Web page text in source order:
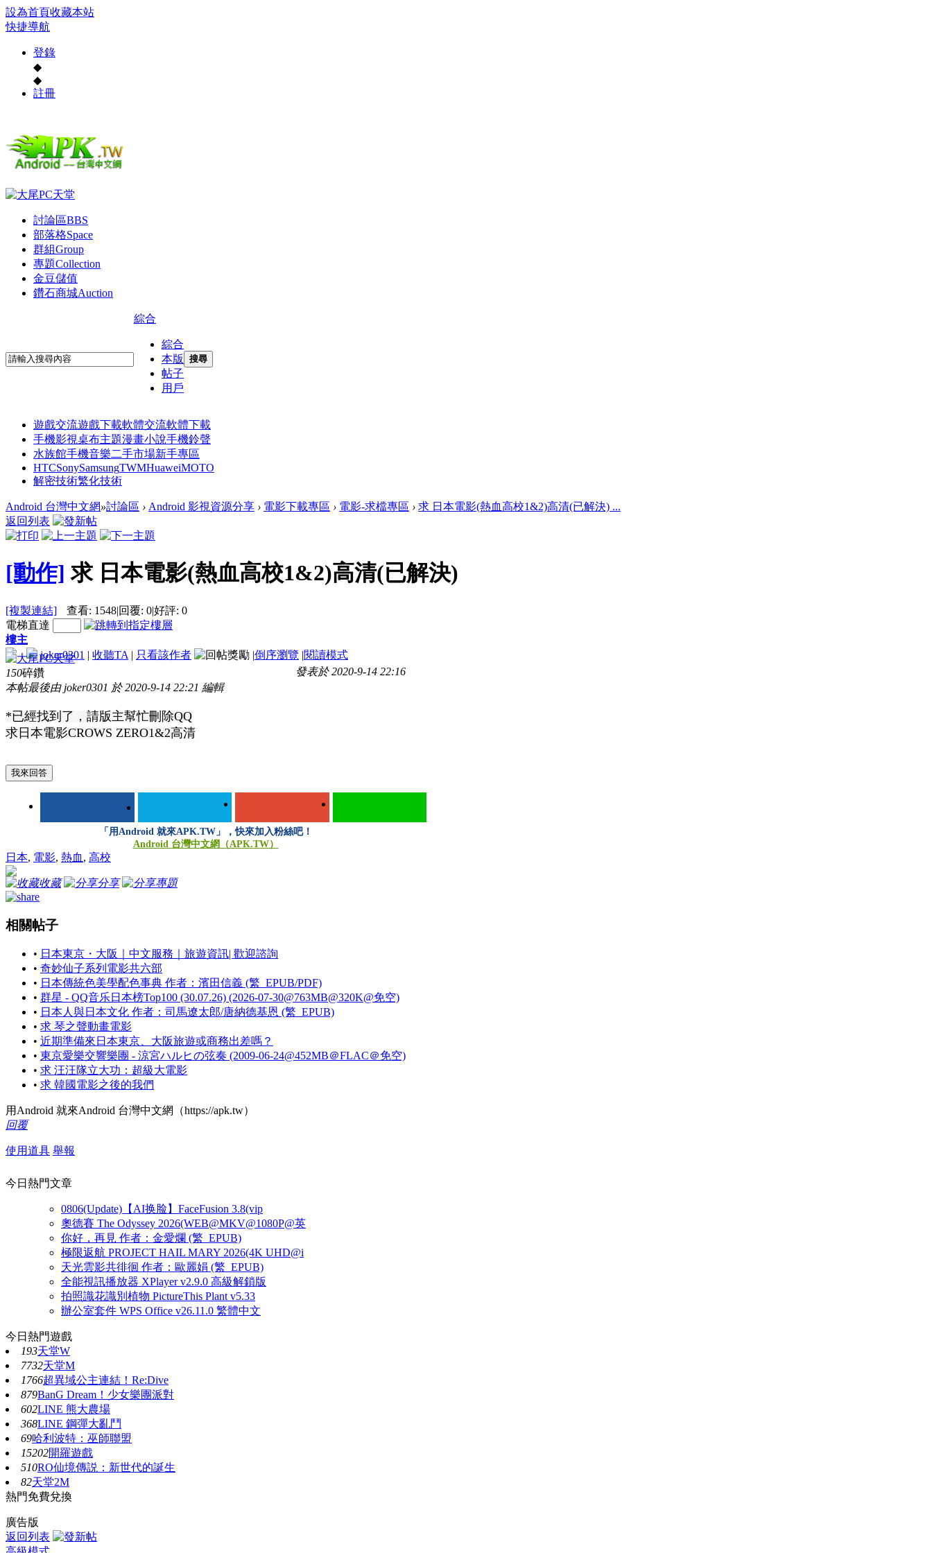
設為首頁收藏本站
快捷導航
登錄
◆
◆
註冊
討論區BBS
部落格Space
群組Group
專題Collection
金豆儲值
鑽石商城Auction
綜合
綜合
本版
帖子
用戶
搜尋
遊戲交流遊戲下載軟體交流軟體下載
手機影視桌布主題漫畫小說手機鈴聲
水族館手機音樂二手市場新手專區
HTCSonySamsungTWMHuaweiMOTO
解密技術繁化技術
Android 台灣中文網»討論區 › Android 影視資源分享 › 電影下載專區 › 電影-求檔專區 › 求 日本電影(熱血高校1&2)高清(已解決) ...
返回列表
[動作] 求 日本電影(熱血高校1&2)高清(已解決)
[複製連結] 查看: 1548|回覆: 0|好評: 0
電梯直達
樓主
joker0301 | 收聽TA | 只看該作者 |倒序瀏覽 |閱讀模式
發表於 2020-9-14 22:16
150碎鑽
本帖最後由 joker0301 於 2020-9-14 22:21 編輯
*已經找到了，請版主幫忙刪除QQ
求日本電影CROWS ZERO1&2高清
我來回答
「用Android 就來APK.TW」，快來加入粉絲吧！
Android 台灣中文網（APK.TW）
日本, 電影, 熱血 , 高校
收藏 分享 專題
相關帖子
• 日本東京・大阪｜中文服務｜旅遊資訊| 歡迎諮詢
• 奇妙仙子系列電影共六部
• 日本傳統色美學配色事典 作者：濱田信義 (繁_EPUB/PDF)
• 群星 - QQ音乐日本榜Top100 (30.07.26) (2026-07-30@763MB@320K@免空)
• 日本人與日本文化 作者：司馬遼太郎/唐納德基恩 (繁_EPUB)
• 求 琴之聲動畫電影
• 近期準備來日本東京、大阪旅遊或商務出差嗎？
• 東京愛樂交響樂團 - 涼宮ハルヒの弦奏 (2009-06-24@452MB＠FLAC＠免空)
• 求 汪汪隊立大功：超級大電影
• 求 韓國電影之後的我們
用Android 就來Android 台灣中文網（https://apk.tw）
回覆
使用道具 舉報
今日熱門文章
0806(Update)【AI换脸】FaceFusion 3.8(vip
奧德賽 The Odyssey 2026(WEB@MKV@1080P@英
你好，再見 作者：金愛爛 (繁_EPUB)
極限返航 PROJECT HAIL MARY 2026(4K UHD@i
天光雲影共徘徊 作者：歐麗娟 (繁_EPUB)
全能視訊播放器 XPlayer v2.9.0 高級解鎖版
拍照識花識別植物 PictureThis Plant v5.33
辦公室套件 WPS Office v26.11.0 繁體中文
今日熱門遊戲
193天堂W
7732天堂M
1766超異域公主連結！Re:Dive
879BanG Dream！少女樂團派對
602LINE 熊大農場
368LINE 鋼彈大亂鬥
69哈利波特：巫師聯盟
15202開羅遊戲
510RO仙境傳説：新世代的誕生
82天堂2M
熱門免費兌換
廣告版
返回列表